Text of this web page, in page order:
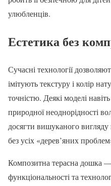
улюбленців.
Естетика без
Сучасні технології
імітують текстуру і колір
точністю. Деякі моделі
природної неоднорідності
досягти вишуканого вигляду
без усіх «дерев’яних
Композитна терасна дошка
функціональності та